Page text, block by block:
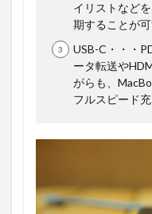
イリストなど
期することが可
USB-C・・・
ータ転送や
がらも、
フルスピード充